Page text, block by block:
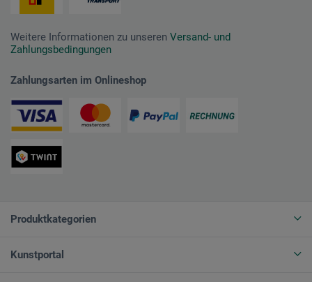
Weitere Informationen zu unseren Versand- und
Zahlungsbedingungen
Zahlungsarten im Onlineshop
Produktkategorien
Kunstportal